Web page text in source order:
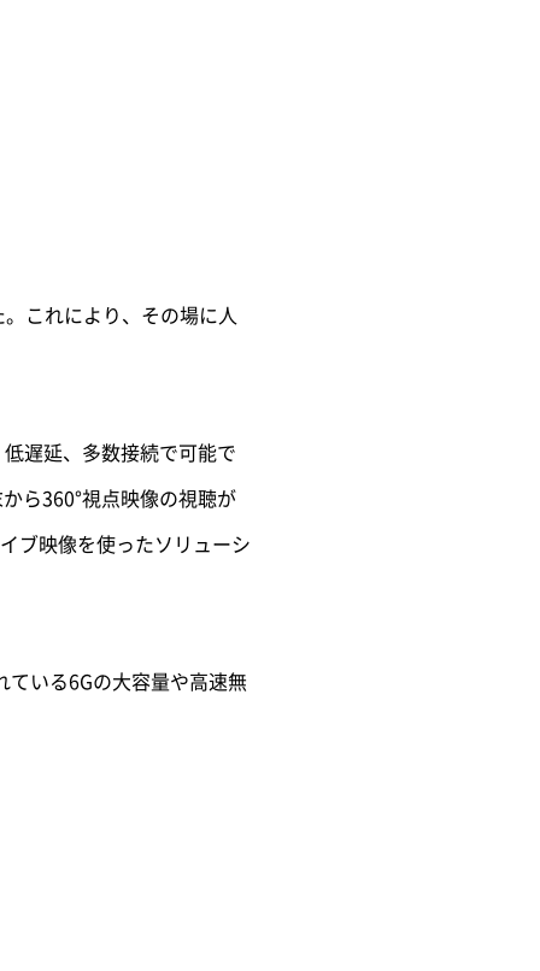
これにより、その場に人
遅延、多数接続で可能で
ら360°視点映像の視聴が
ブ映像を使ったソリューシ
いる6Gの大容量や高速無